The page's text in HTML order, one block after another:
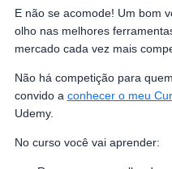
E não se acomode! Um bom
olho nas melhores
mercado cada vez mais
Não há competição para
convido a conhecer o meu
Udemy.
No curso você vai aprender: